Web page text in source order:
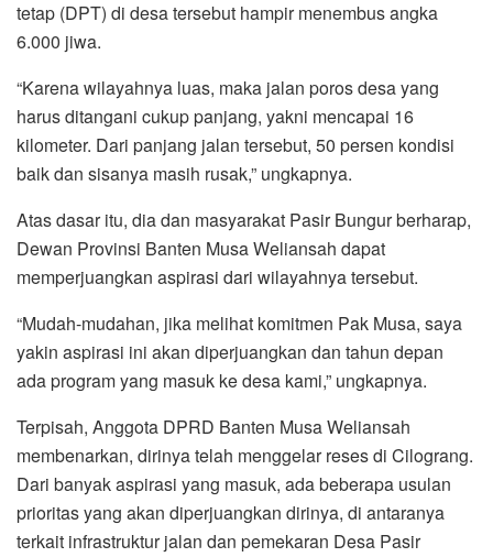
tetap (DPT) di desa tersebut hampir menembus angka
6.000 jiwa.
“Karena wilayahnya luas, maka jalan poros desa yang
harus ditangani cukup panjang, yakni mencapai 16
kilometer. Dari panjang jalan tersebut, 50 persen kondisi
baik dan sisanya masih rusak,” ungkapnya.
Atas dasar itu, dia dan masyarakat Pasir Bungur berharap,
Dewan Provinsi Banten Musa Weliansah dapat
memperjuangkan aspirasi dari wilayahnya tersebut.
“Mudah-mudahan, jika melihat komitmen Pak Musa, saya
yakin aspirasi ini akan diperjuangkan dan tahun depan
ada program yang masuk ke desa kami,” ungkapnya.
Terpisah, Anggota DPRD Banten Musa Weliansah
membenarkan, dirinya telah menggelar reses di Cilograng.
Dari banyak aspirasi yang masuk, ada beberapa usulan
prioritas yang akan diperjuangkan dirinya, di antaranya
terkait infrastruktur jalan dan pemekaran Desa Pasir